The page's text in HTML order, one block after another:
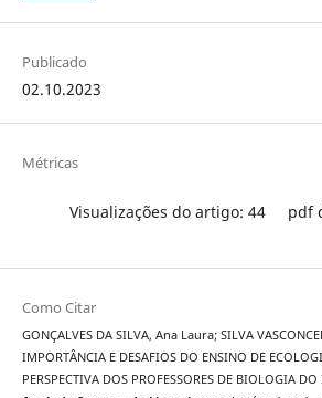
Publicado
02.10.2023
Métricas
Visualizações do artigo: 44 pdf
Como Citar
GONÇALVES DA SILVA, Ana Laura; SILVA
IMPORTÂNCIA E DESAFIOS DO ENSINO DE
PERSPECTIVA DOS PROFESSORES DE BIOLOGIA